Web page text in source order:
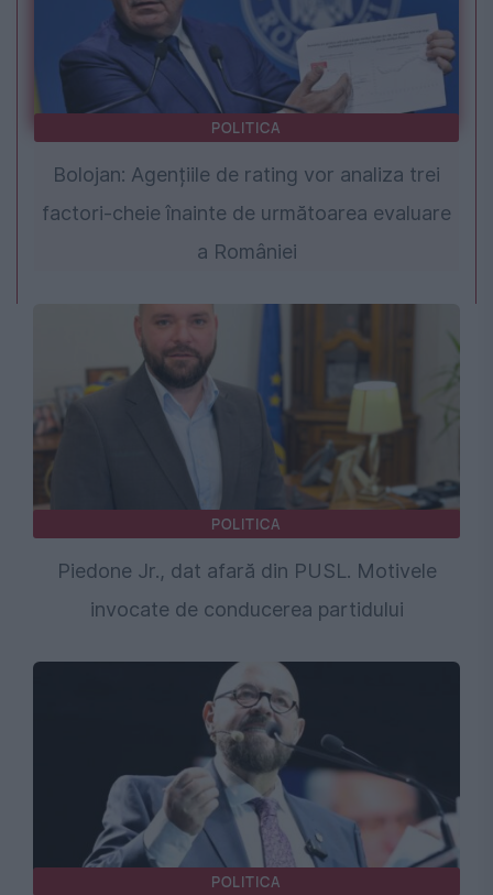
POLITICA
Bolojan: Agențiile de rating vor analiza trei
factori-cheie înainte de următoarea evaluare
a României
POLITICA
Piedone Jr., dat afară din PUSL. Motivele
invocate de conducerea partidului
POLITICA